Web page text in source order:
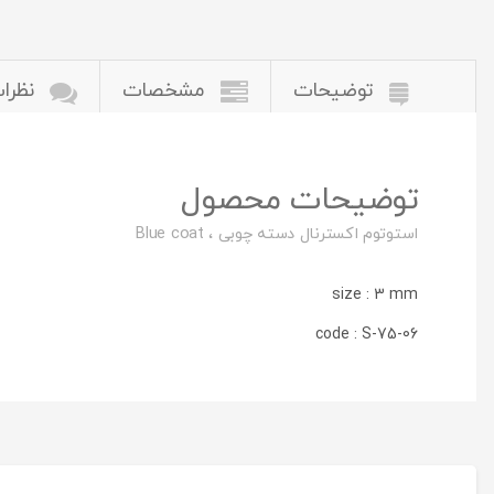
توضیحات مشخصات
توضیحات محصول
استوتوم اکسترنال دسته چوبی ، Blue coat
size : 3 mm
code : S-75-06